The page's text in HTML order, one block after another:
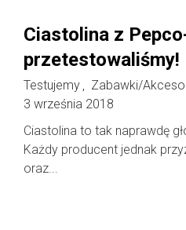
Ciastolina z
przetestowaliśmy!
Testujemy
Zabawki/
3 września 2018
Ciastolina to tak naprawdę
Każdy producent jednak
oraz...